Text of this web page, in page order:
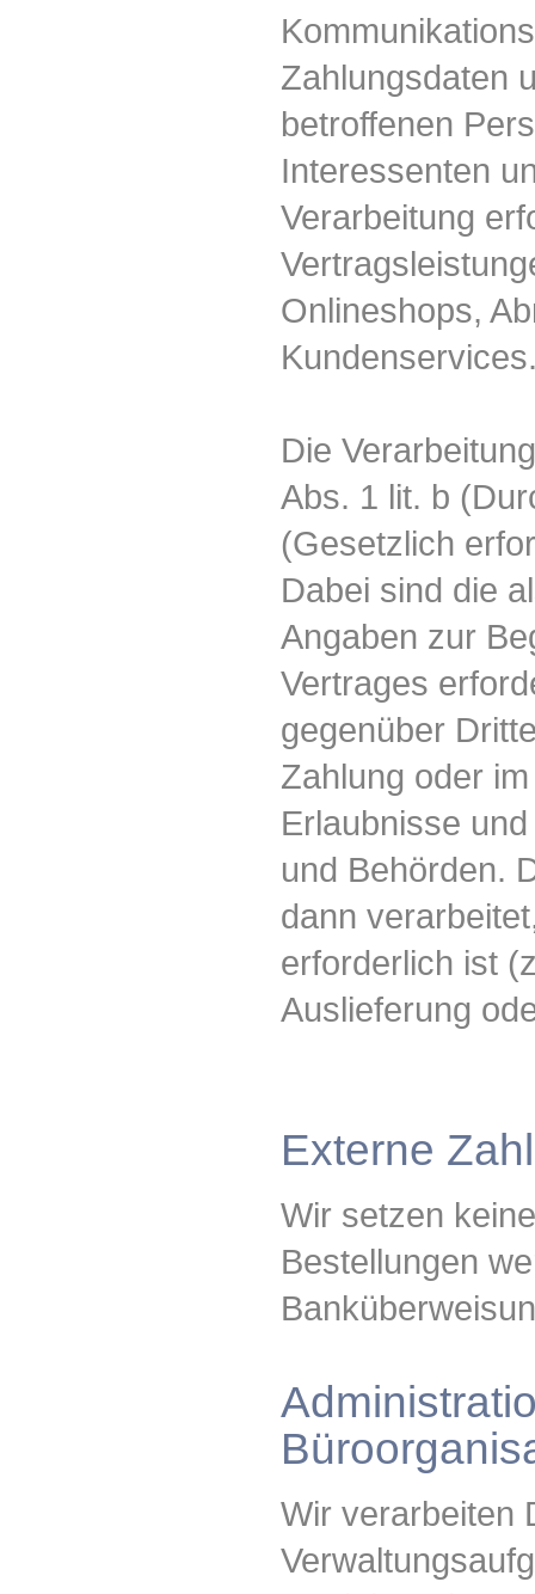
Zahlungsdaten
betroffenen
Interessenten
Verarbeitung
Onlineshops,
Die
Abs. 1 lit. b
(Gesetzlich
Dabei sind die
Angaben zur
Vertrages
gegenüber
Zahlung oder
Erlaubnisse
und Behörden.
dann
erforderlich ist
Auslieferung
Externe
Wir setzen
Bestellungen
Wir verarbeiten